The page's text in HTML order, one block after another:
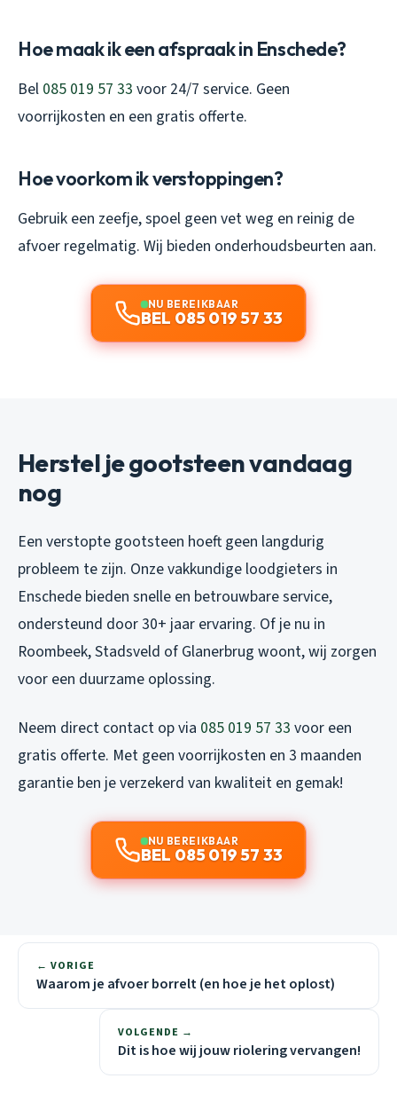
Hoe maak ik een afspraak in Enschede?
Bel 085 019 57 33 voor 24/7 service. Geen
voorrijkosten en een gratis offerte.
Hoe voorkom ik verstoppingen?
Gebruik een zeefje, spoel geen vet weg en reinig de
afvoer regelmatig. Wij bieden onderhoudsbeurten aan.
NU BEREIKBAAR
BEL 085 019 57 33
Herstel je gootsteen vandaag
nog
Een verstopte gootsteen hoeft geen langdurig
probleem te zijn. Onze vakkundige loodgieters in
Enschede bieden snelle en betrouwbare service,
ondersteund door 30+ jaar ervaring. Of je nu in
Roombeek, Stadsveld of Glanerbrug woont, wij zorgen
voor een duurzame oplossing.
Neem direct contact op via 085 019 57 33 voor een
gratis offerte. Met geen voorrijkosten en 3 maanden
garantie ben je verzekerd van kwaliteit en gemak!
NU BEREIKBAAR
BEL 085 019 57 33
← VORIGE
Waarom je afvoer borrelt (en hoe je het oplost)
VOLGENDE →
Dit is hoe wij jouw riolering vervangen!